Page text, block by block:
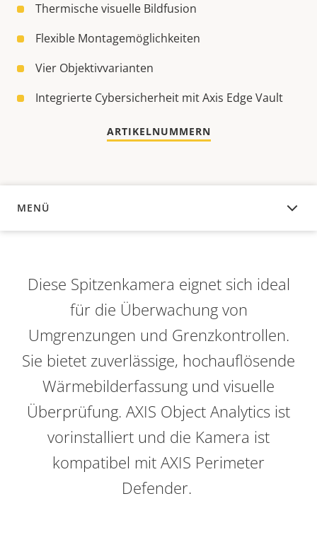
Thermische visuelle Bildfusion
Flexible Montagemöglichkeiten
Vier Objektivvarianten
Integrierte Cybersicherheit mit Axis Edge Vault
ARTIKELNUMMERN
MENÜ
ÜBERSICHT
Diese Spitzenkamera eignet sich ideal
für die Überwachung von
Umgrenzungen und Grenzkontrollen.
Sie bietet zuverlässige, hochauflösende
Wärmebilderfassung und visuelle
Überprüfung. AXIS Object Analytics ist
vorinstalliert und die Kamera ist
kompatibel mit AXIS Perimeter
Defender.